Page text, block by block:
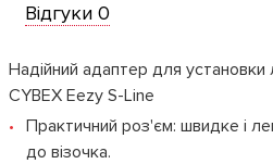
Відгуки 0
Надійний адаптер для
CYBEX Eezy S-Line
Практичний роз'єм: швидке і
до візочка.